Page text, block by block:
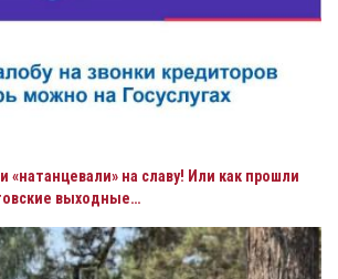
«натанцевали» на славу! Или как прошли
выходные…